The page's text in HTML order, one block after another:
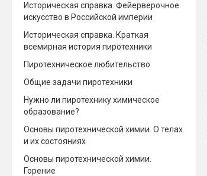
Фейерверки на свадьбу
Фейерверк-шоу
Батареи салютов
Хлопушки
Батареи салютов
Маленькие фейерверки
Средние фейерверки
Большие фейерверки
Историческая справка. Фейерверочное
искусство в Российской империи
Историческая справка. Краткая
всемирная история пиротехники
Пиротехническое любительство
Общие задачи пиротехники
Нужно ли пиротехнику химическое
образование?
Основы пиротехнической химии. О телах
и их состояниях
Основы пиротехнической химии.
Горение